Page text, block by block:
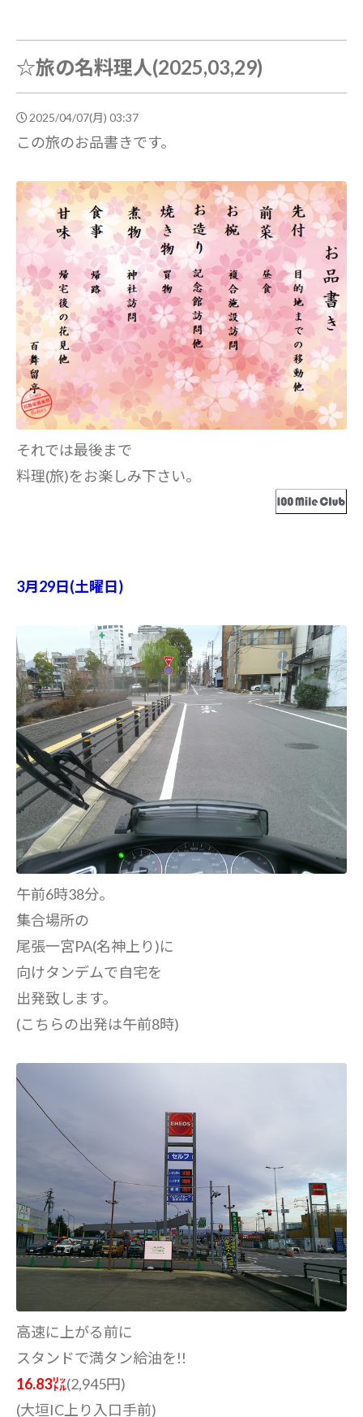
☆旅の名料理人(2025,03,29)
2025/04/07(月) 03:37
この旅のお品書きです。
それでは最後まで
料理(旅)をお楽しみ下さい。
3月29日(土曜日)
午前6時38分。
集合場所の
尾張一宮PA(名神上り)に
向けタンデムで自宅を
出発致します。
(こちらの出発は午前8時)
高速に上がる前に
スタンドで満タン給油を!!
16.83㍑(2,945円)
(大垣IC上り入口手前)